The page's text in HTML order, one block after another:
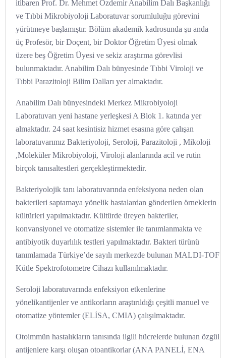
itibaren Prof. Dr. Mehmet Özdemir Anabilim Dalı Başkanlığı
ve Tıbbi Mikrobiyoloji Laboratuvar sorumluluğu görevini
yürütmeye başlamıştır. Bölüm akademik kadrosunda şu anda
üç Profesör, bir Doçent, bir Doktor Öğretim Üyesi olmak
üzere beş Öğretim Üyesi ve sekiz araştırma görevlisi
bulunmaktadır. Anabilim Dalı bünyesinde Tıbbi Viroloji ve
Tıbbi Parazitoloji Bilim Dalları yer almaktadır.
Anabilim Dalı bünyesindeki Merkez Mikrobiyoloji
Laboratuvarı yeni hastane yerleşkesi A Blok 1. katında yer
almaktadır. 24 saat kesintisiz hizmet esasına göre çalışan
laboratuvarımız Bakteriyoloji, Seroloji, Parazitoloji , Mikoloji
,Moleküler Mikrobiyoloji, Viroloji alanlarında acil ve rutin
birçok tanısaltestleri gerçekleştirmektedir.
Bakteriyolojik tanı laboratuvarında enfeksiyona neden olan
bakterileri saptamaya yönelik hastalardan gönderilen örneklerin
kültürleri yapılmaktadır. Kültürde üreyen bakteriler,
konvansiyonel ve otomatize sistemler ile tanımlanmakta ve
antibiyotik duyarlılık testleri yapılmaktadır. Bakteri türünü
tanımlamada Türkiye’de sayılı merkezde bulunan MALDI-TOF
Kütle Spektrofotometre Cihazı kullanılmaktadır.
Seroloji laboratuvarında enfeksiyon etkenlerine
yönelikantijenler ve antikorların araştırıldığı çeşitli manuel ve
otomatize yöntemler (ELİSA, CMIA) çalışılmaktadır.
Otoimmün hastalıkların tanısında ilgili hücrelerde bulunan özgül
antijenlere karşı oluşan otoantikorlar (ANA PANELİ, ENA